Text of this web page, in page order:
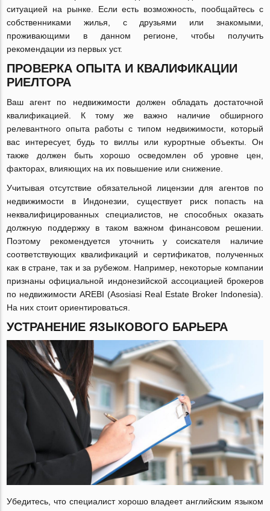
ситуацией на рынке. Если есть возможность, пообщайтесь с
собственниками жилья, с друзьями или знакомыми,
проживающими в данном регионе, чтобы получить
рекомендации из первых уст.
ПРОВЕРКА ОПЫТА И КВАЛИФИКАЦИИ
РИЕЛТОРА
Ваш агент по недвижимости должен обладать достаточной
квалификацией. К тому же важно наличие обширного
релевантного опыта работы с типом недвижимости, который
вас интересует, будь то виллы или курортные объекты. Он
также должен быть хорошо осведомлен об уровне цен,
факторах, влияющих на их повышение или снижение.
Учитывая отсутствие обязательной лицензии для агентов по
недвижимости в Индонезии, существует риск попасть на
неквалифицированных специалистов, не способных оказать
должную поддержку в таком важном финансовом решении.
Поэтому рекомендуется уточнить у соискателя наличие
соответствующих квалификаций и сертификатов, полученных
как в стране, так и за рубежом. Например, некоторые компании
признаны официальной индонезийской ассоциацией брокеров
по недвижимости AREBI (Asosiasi Real Estate Broker Indonesia).
На них стоит ориентироваться.
УСТРАНЕНИЕ ЯЗЫКОВОГО БАРЬЕРА
Убедитесь, что специалист хорошо владеет английским языком